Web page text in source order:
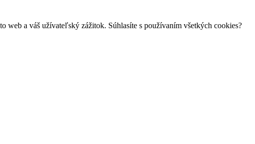
web a váš užívateľský zážitok. Súhlasíte s používaním všetkých cookies?